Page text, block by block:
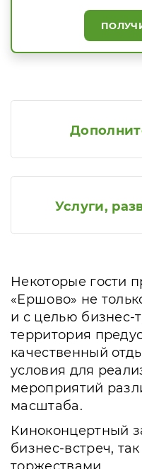
Услуги,
Некоторые гости
«Ершово» не
и с целью бизнес-
территория
качественный
условия для
мероприятий
масштаба.
Киноконцертный
бизнес-встреч,